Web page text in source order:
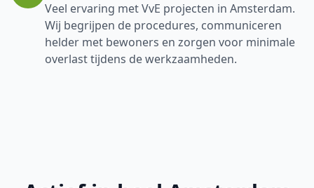
Veel ervaring met VvE projecten in Amsterdam.
Wij begrijpen de procedures, communiceren
helder met bewoners en zorgen voor minimale
overlast tijdens de werkzaamheden.